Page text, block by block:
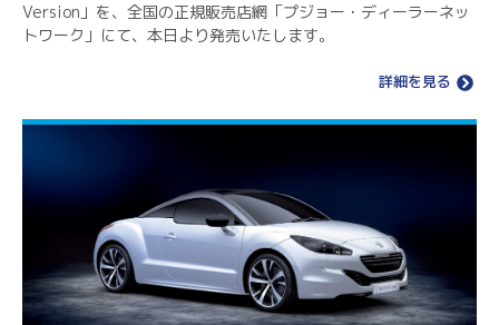
Version」を、全国の正規販売店網「プジョー・ディーラーネッ
トワーク」にて、本日より発売いたします。
詳細を見る